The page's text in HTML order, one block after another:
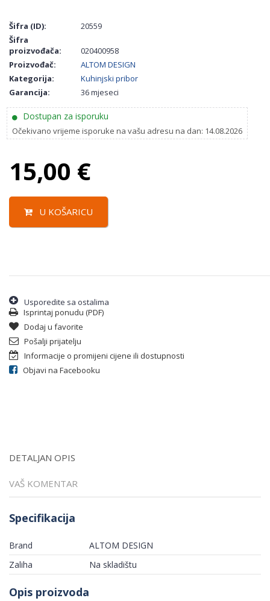
Šifra (ID):
20559
Šifra
proizvođača:
020400958
Proizvođač:
ALTOM DESIGN
Kategorija:
Kuhinjski pribor
Garancija:
36 mjeseci
Dostupan za isporuku
Očekivano vrijeme isporuke na vašu adresu na dan: 14.08.2026
15,00 €
U KOŠARICU
Usporedite sa ostalima
Isprintaj ponudu (PDF)
Dodaj u favorite
Pošalji prijatelju
Informacije o promijeni cijene ili dostupnosti
Objavi na Facebooku
DETALJAN OPIS
VAŠ KOMENTAR
Specifikacija
Brand
ALTOM DESIGN
Zaliha
Na skladištu
Opis proizvoda